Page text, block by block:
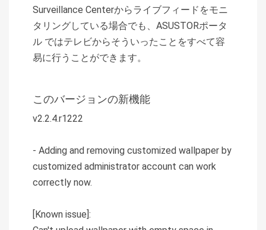
Surveillance Centerからライブフィードをモニ
タリングしている場合でも、ASUSTORポータ
ル ではテレビからそういったことをすべて容
易に行うことができます。
このバージョンの新機能
v2.2.4.r1222
- Adding and removing customized wallpaper by
customized administrator account can work
correctly now.
[Known issue]: